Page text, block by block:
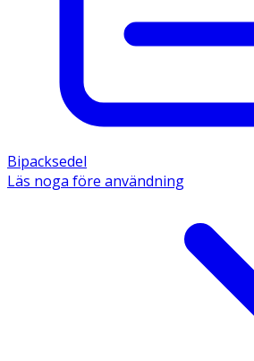
Bipacksedel
Läs noga före användning